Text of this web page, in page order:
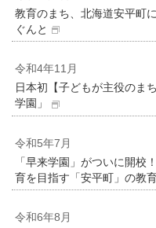
教育のまち、北海道安平町
ぐんと
令和4年11月
日本初【子どもが主役のま
学園」
令和5年7月
「早来学園」がついに開校
育を目指す「安平町」の教
令和6年8月